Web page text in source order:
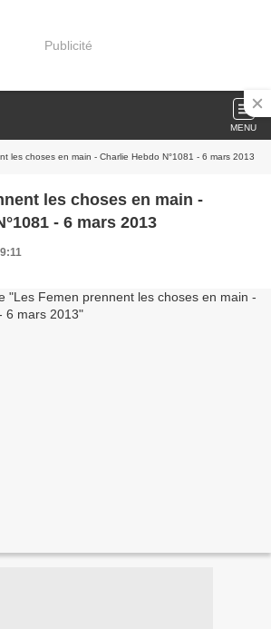
Publicité
MENU
les choses en main - Charlie Hebdo N°1081 - 6 mars 2013
en main -
- 6 mars 2013